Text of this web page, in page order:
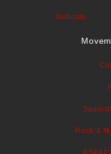
Noticias
Rock &